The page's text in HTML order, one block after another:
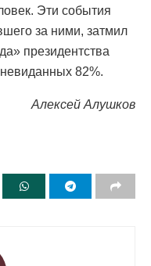
Эти события
за ними, затмил
президентства
82%.
Алексей Алушков